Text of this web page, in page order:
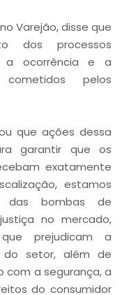
Varejão, disse que
dos processos
a ocorrência e a
pelos
que ações dessa
garantir que os
exatamente
estamos
das bombas de
no mercado,
prejudicam a
setor, além de
com a segurança, a
do consumidor